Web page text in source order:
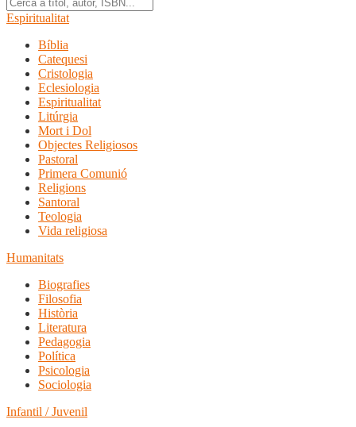
Espiritualitat
Bíblia
Catequesi
Cristologia
Eclesiologia
Espiritualitat
Litúrgia
Mort i Dol
Objectes Religiosos
Pastoral
Primera Comunió
Religions
Santoral
Teologia
Vida religiosa
Humanitats
Biografies
Filosofia
Història
Literatura
Pedagogia
Política
Psicologia
Sociologia
Infantil / Juvenil